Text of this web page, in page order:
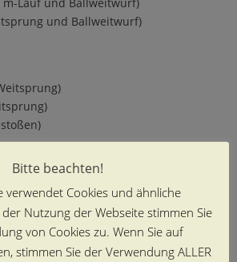
und Ballweitwurf)
und 1000 m-Lauf)
und 800 m-Lauf)
und 1000 m-Lauf)
Bitte beachten!
verwendet Cookies und ähnliche
Nutzung der Webseite stimmen Sie
von Cookies zu. Wenn Sie auf
stimmen Sie der Verwendung ALLER